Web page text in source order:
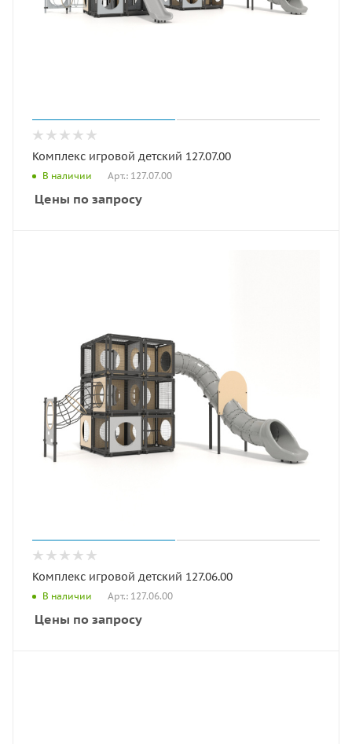
Комплекс игровой детский 127.07.00
В наличии Арт.: 127.07.00
Цены по запросу
Комплекс игровой детский 127.06.00
В наличии Арт.: 127.06.00
Цены по запросу